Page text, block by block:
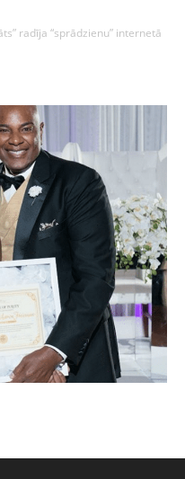
radīja “sprādzienu” internetā